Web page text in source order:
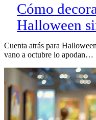
Cómo
Halloween
Cuenta atrás para
vano a octubre lo apodan…